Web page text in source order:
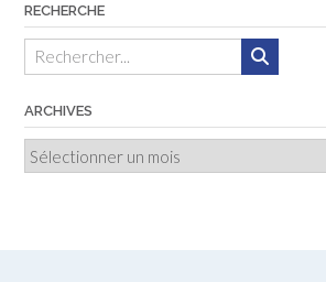
RECHERCHE
ARCHIVES
Archives